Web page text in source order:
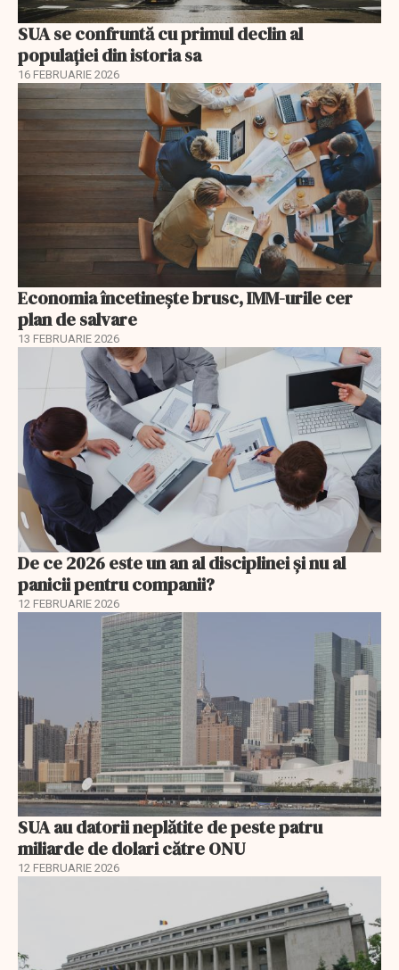
SUA se confruntă cu primul declin al
populației din istoria sa
16 FEBRUARIE 2026
Economia încetinește brusc, IMM-urile cer
plan de salvare
13 FEBRUARIE 2026
De ce 2026 este un an al disciplinei și nu al
panicii pentru companii?
12 FEBRUARIE 2026
SUA au datorii neplătite de peste patru
miliarde de dolari către ONU
12 FEBRUARIE 2026